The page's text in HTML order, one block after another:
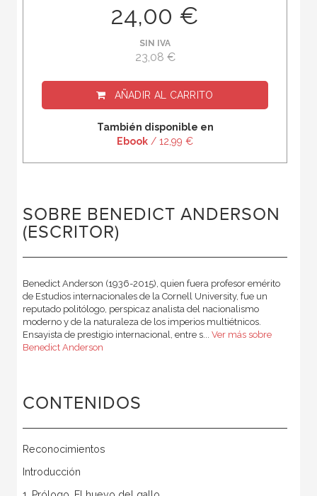
24,00 €
SIN IVA
23,08 €
AÑADIR AL CARRITO
También disponible en
Ebook / 12,99 €
SOBRE BENEDICT ANDERSON
(ESCRITOR)
Benedict Anderson (1936-2015), quien fuera profesor emérito
de Estudios internacionales de la Cornell University, fue un
reputado politólogo, perspicaz analista del nacionalismo
moderno y de la naturaleza de los imperios multiétnicos.
Ensayista de prestigio internacional, entre s... Ver más sobre
Benedict Anderson
CONTENIDOS
Reconocimientos
Introducción